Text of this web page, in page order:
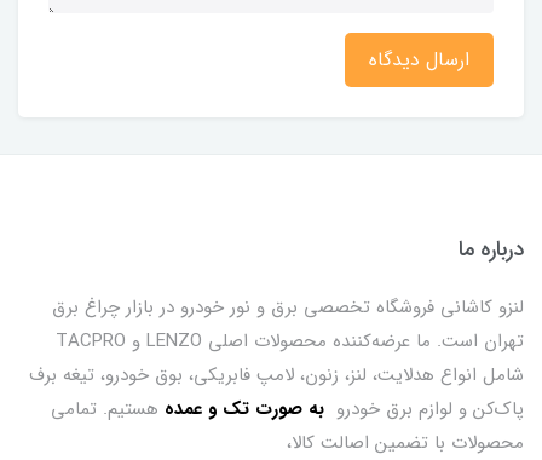
ارسال دیدگاه
درباره ما
لنزو کاشانی فروشگاه تخصصی برق و نور خودرو در بازار چراغ برق
تهران است. ما عرضه‌کننده محصولات اصلی LENZO و TACPRO
شامل انواع هدلایت، لنز، زنون، لامپ فابریکی، بوق خودرو، تیغه برف
پاک‌کن و لوازم برق خودرو به صورت تک و عمده هستیم. تمامی
محصولات با تضمین اصالت کالا،